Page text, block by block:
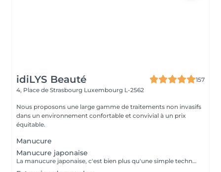
idiLYS Beauté
157
4, Place de Strasbourg Luxembourg L-2562
Nous proposons une large gamme de traitements non invasifs
dans un environnement confortable et convivial à un prix
équitable.
Manucure
Manucure japonaise
La manucure japonaise, c'est bien plus qu'une simple technique de soin des ongles. Le but, c'est vraiment de redonner de l'éclat et de la vitalité aux ongles. Des ingrédients naturels sont utilisés pour chouchouter les ongles et mettre en valeur leur beauté innée : - on nourrit et on renforce les ongles avec des produits comme la cire d'abeille, le lait de riz et le soja. - on utilise des outils spécifiques et des techniques toutes douces, comme un polissage délicat et l'application de pâtes riches en nutriments.